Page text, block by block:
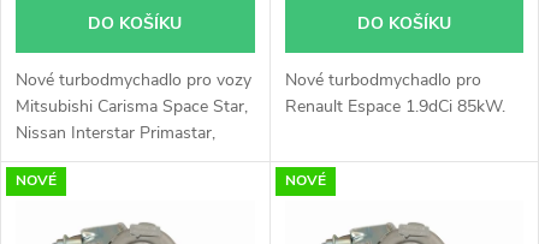
u
k
t
d
u
k
DO KOŠÍKU
Nové turbodmychadlo pro vozy
Mitsubishi Carisma Space Star,
Nissan Interstar Primastar,
Opel Movano Vivaro, Renault
Laguna Master Megane Scenic
DO KOŠÍKU
Nové turbodmychadlo pro
Renault Espace 1.9dCi 85kW.
NOVÉ NOVÉ